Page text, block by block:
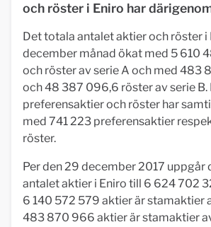
och röster i Eniro har
Det totala antalet aktier och röster i
december månad ökat med 5 610
och röster av serie A och med 483
och 48 387 096,6 röster av serie B.
preferensaktier och röster har
med 741 223 preferensaktier
röster.
Per den 29 december 2017 uppgår
antalet aktier i Eniro till 6 624 702
6 140 572 579 aktier är stamaktier
483 870 966 aktier är stamaktier